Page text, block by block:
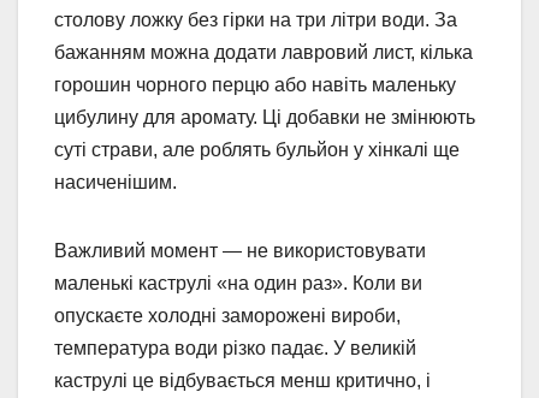
столову ложку без гірки на три літри води. За
бажанням можна додати лавровий лист, кілька
горошин чорного перцю або навіть маленьку
цибулину для аромату. Ці добавки не змінюють
суті страви, але роблять бульйон у хінкалі ще
насиченішим.
Важливий момент — не використовувати
маленькі каструлі «на один раз». Коли ви
опускаєте холодні заморожені вироби,
температура води різко падає. У великій
каструлі це відбувається менш критично, і